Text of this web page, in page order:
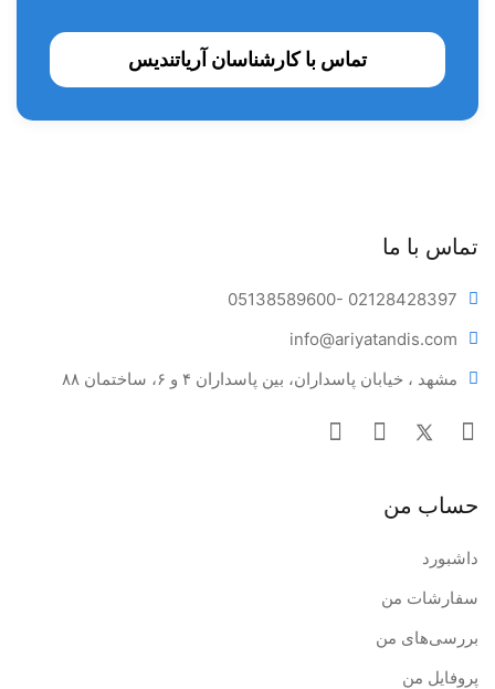
تماس با کارشناسان آریاتندیس
تماس با ما
05138589600- 02128428397
info@ariyatandis.com
مشهد ، خیابان پاسداران، بین پاسداران ۴ و ۶، ساختمان ۸۸
حساب من
داشبورد
سفارشات من
بررسی‌های من
پروفایل من